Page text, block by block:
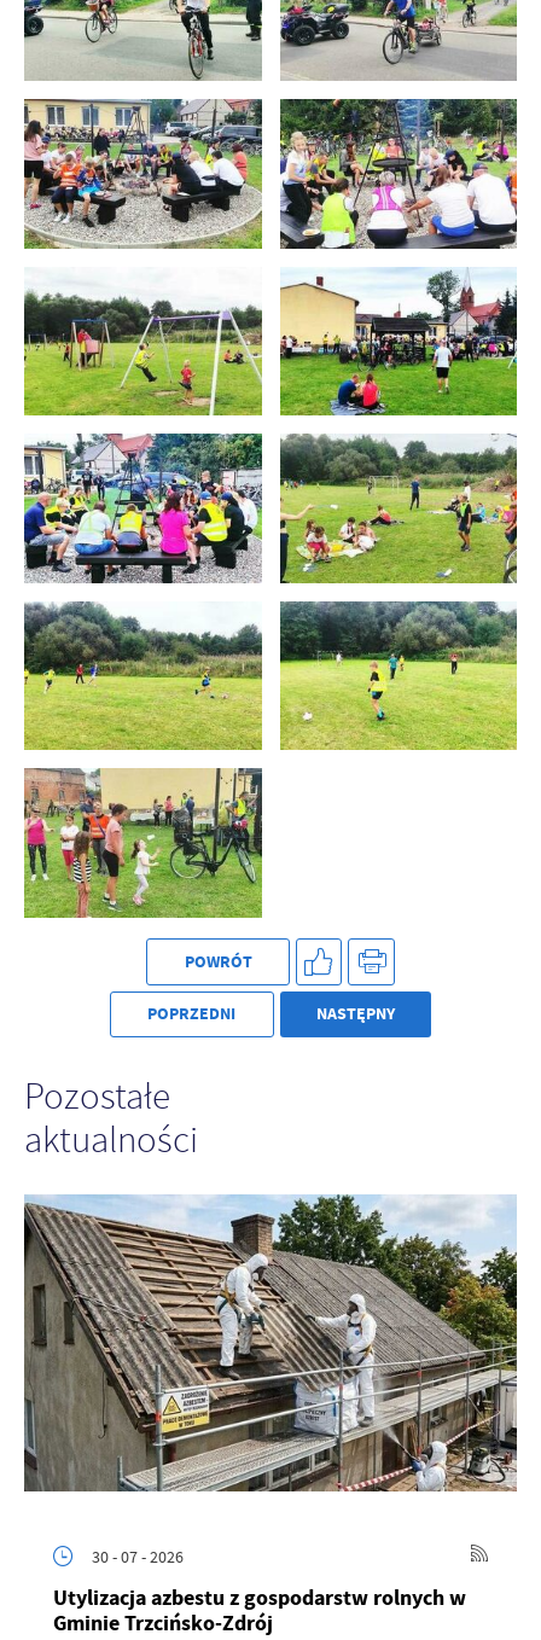
POWRÓT
POPRZEDNI NASTĘPNY
Pozostałe
aktualności
30 - 07 - 2026
Utylizacja azbestu z gospodarstw rolnych w
Gminie Trzcińsko-Zdrój